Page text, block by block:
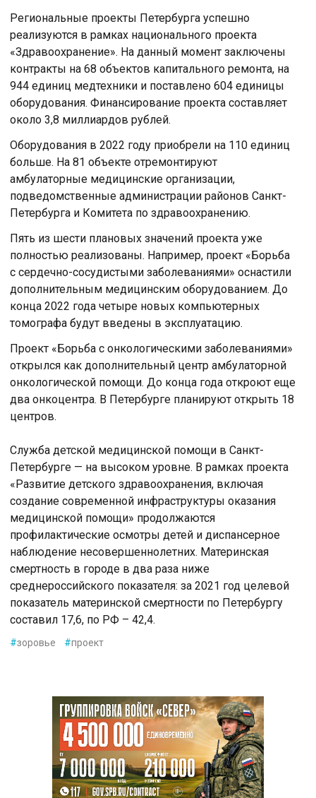
Региональные проекты Петербурга успешно
реализуются в рамках национального проекта
«Здравоохранение». На данный момент заключены
контракты на 68 объектов капитального ремонта, на
944 единиц медтехники и поставлено 604 единицы
оборудования. Финансирование проекта составляет
около 3,8 миллиардов рублей.
Оборудования в 2022 году приобрели на 110 единиц
больше. На 81 объекте отремонтируют
амбулаторные медицинские организации,
подведомственные администрации районов Санкт-
Петербурга и Комитета по здравоохранению.
Пять из шести плановых значений проекта уже
полностью реализованы. Например, проект «Борьба
с сердечно-сосудистыми заболеваниями» оснастили
дополнительным медицинским оборудованием. До
конца 2022 года четыре новых компьютерных
томографа будут введены в эксплуатацию.
Проект «Борьба с онкологическими заболеваниями»
открылся как дополнительный центр амбулаторной
онкологической помощи. До конца года откроют еще
два онкоцентра. В Петербурге планируют открыть 18
центров.
Служба детской медицинской помощи в Санкт-
Петербурге — на высоком уровне. В рамках проекта
«Развитие детского здравоохранения, включая
создание современной инфраструктуры оказания
медицинской помощи» продолжаются
профилактические осмотры детей и диспансерное
наблюдение несовершеннолетних. Материнская
смертность в городе в два раза ниже
среднероссийского показателя: за 2021 год целевой
показатель материнской смертности по Петербургу
составил 17,6, по РФ – 42,4.
#зоровье #проект